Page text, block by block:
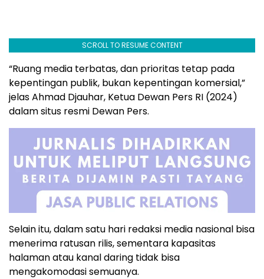
SCROLL TO RESUME CONTENT
“Ruang media terbatas, dan prioritas tetap pada
kepentingan publik, bukan kepentingan komersial,”
jelas Ahmad Djauhar, Ketua Dewan Pers RI (2024)
dalam situs resmi Dewan Pers.
Selain itu, dalam satu hari redaksi media nasional bisa
menerima ratusan rilis, sementara kapasitas
halaman atau kanal daring tidak bisa
mengakomodasi semuanya.